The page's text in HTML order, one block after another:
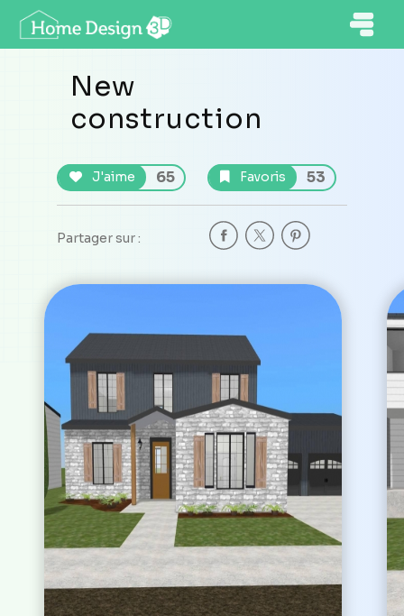
New
construction
J'aime 65 Favoris 53
Partager sur :